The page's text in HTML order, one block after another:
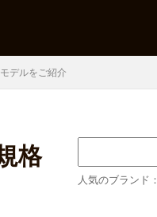
デルをご紹介
格
人気のブランド：